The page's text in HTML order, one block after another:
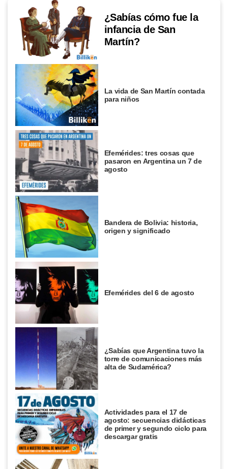
¿Sabías cómo fue la
infancia de San
Martín?
La vida de San Martín contada
para niños
Efemérides: tres cosas que
pasaron en Argentina un 7 de
agosto
Bandera de Bolivia: historia,
origen y significado
Efemérides del 6 de agosto
¿Sabías que Argentina tuvo la
torre de comunicaciones más
alta de Sudamérica?
Actividades para el 17 de
agosto: secuencias didácticas
de primer y segundo ciclo para
descargar gratis